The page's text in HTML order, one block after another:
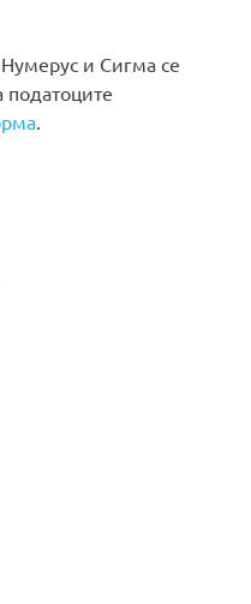
Нумерус и Сигма се
податоците